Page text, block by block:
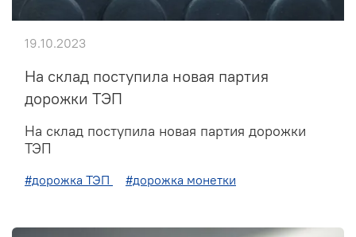
На склад поступила новая партия
дорожки ТЭП
На склад поступила новая партия дорожки
ТЭП
19.10.2023
#дорожка ТЭП #дорожка монетки